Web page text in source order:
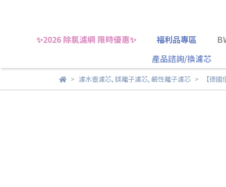
✨2026 除氯濾網 限時優惠✨ 福利品專區
產品諮詢/換濾芯
濾水壺濾芯, 鎂離子濾芯, 鹼性離子濾芯 【德